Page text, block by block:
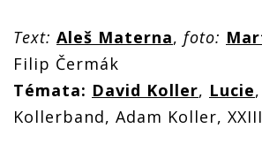
Text: Aleš Materna, foto:
Filip Čermák
Témata: David Koller, Lucie,
Kollerband, Adam Koller,